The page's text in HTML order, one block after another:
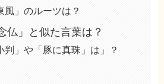
風」のルーツは？
仏」と似た言葉は？
判」や「豚に真珠」は」？